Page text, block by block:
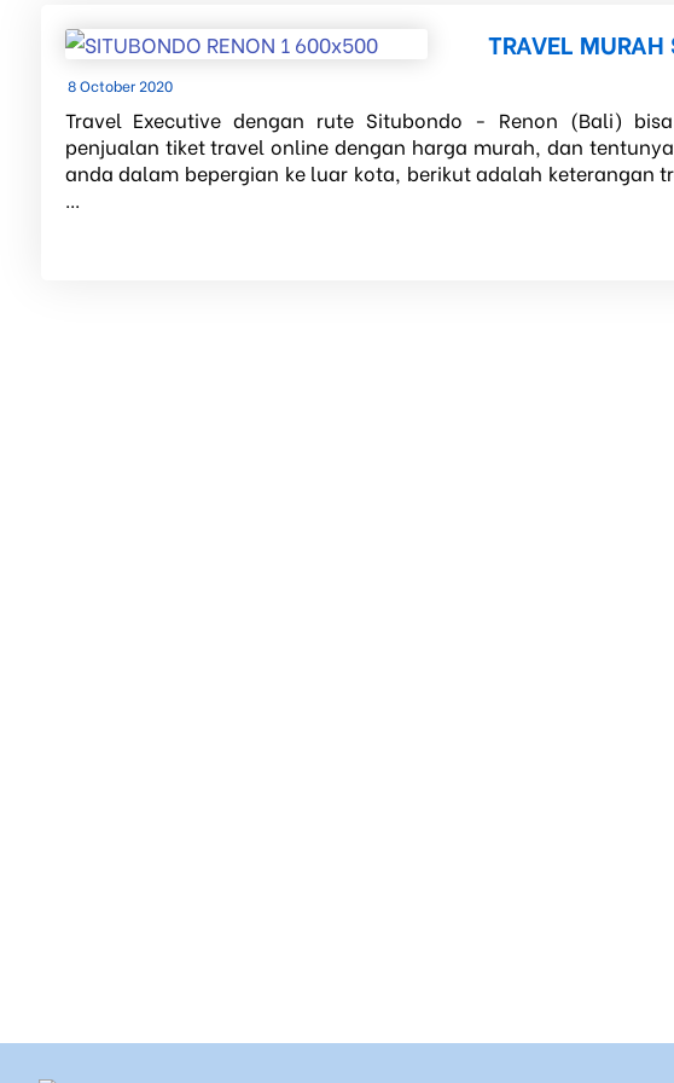
TRAVEL
8 October 2020
Travel Executive dengan rute Situbondo - Renon (Bali)
penjualan tiket travel online dengan harga murah, dan
anda dalam bepergian ke luar kota, berikut adalah keterangan
...